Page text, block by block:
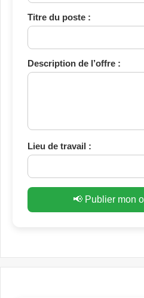
Titre du poste :
Description de l’offre :
Lieu de travail :
📢 Publier mon